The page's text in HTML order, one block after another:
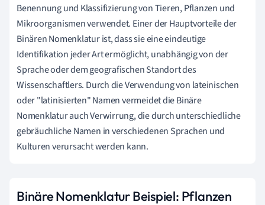
Benennung und Klassifizierung von Tieren, Pflanzen und
Mikroorganismen verwendet. Einer der Hauptvorteile der
Binären Nomenklatur ist, dass sie eine eindeutige
Identifikation jeder Art ermöglicht, unabhängig von der
Sprache oder dem geografischen Standort des
Wissenschaftlers. Durch die Verwendung von lateinischen
oder "latinisierten" Namen vermeidet die Binäre
Nomenklatur auch Verwirrung, die durch unterschiedliche
gebräuchliche Namen in verschiedenen Sprachen und
Kulturen verursacht werden kann.
Binäre Nomenklatur Beispiel: Pflanzen